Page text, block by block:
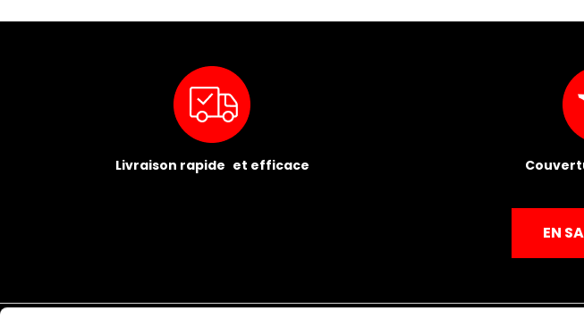
Livraison rapide et efficace
EN